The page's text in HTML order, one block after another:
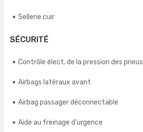
Sellerie cuir
SÉCURITÉ
Contrôle élect. de la pression des pneus
Airbags latéraux avant
Airbag passager déconnectable
Aide au freinage d'urgence